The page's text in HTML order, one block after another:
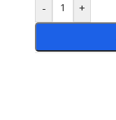
- +